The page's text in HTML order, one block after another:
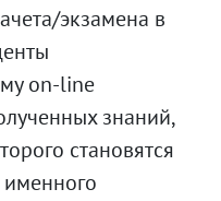
экзамена в
on-line
знаний,
становятся